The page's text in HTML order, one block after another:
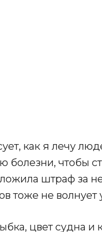
как я лечу
чтобы
штраф за
тоже не волнует
цвет судна и